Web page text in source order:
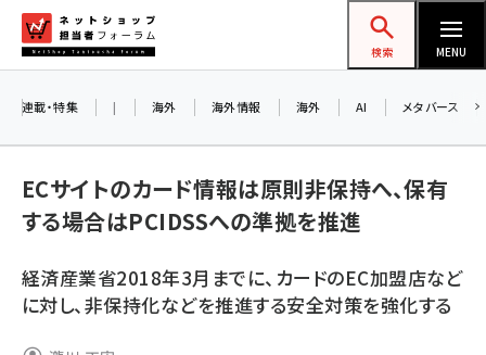
ン
ネットショップ担当者フォーラム
検索 MENU
yahoo (1906)
連載・特集 | 海外 海外情報 海外 AI メタバース
ECサイトのカード情報は原則非保持へ、保有
する場合はPCIDSSへの準拠を推進
経済産業省2018年3月までに、カードのEC加盟店など
に対し、非保持化などを推進する安全対策を強化する
AI
アル
8/26
交流